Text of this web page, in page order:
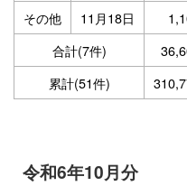
その他
11月18日
合計(7件)
累計(51件)
令和6年10月分